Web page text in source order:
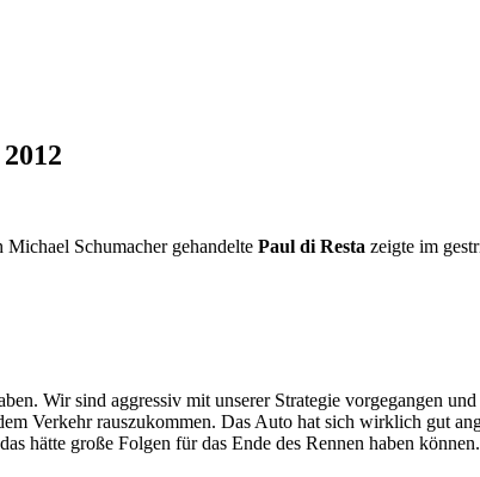
Schumacher gehandelte Paul di Resta zeigte im
Wir sind aggressiv mit unserer Strategie vorgegangen
Verkehr rauszukommen. Das Auto hat sich wirklich gut
hätte große Folgen für das Ende des Rennen haben